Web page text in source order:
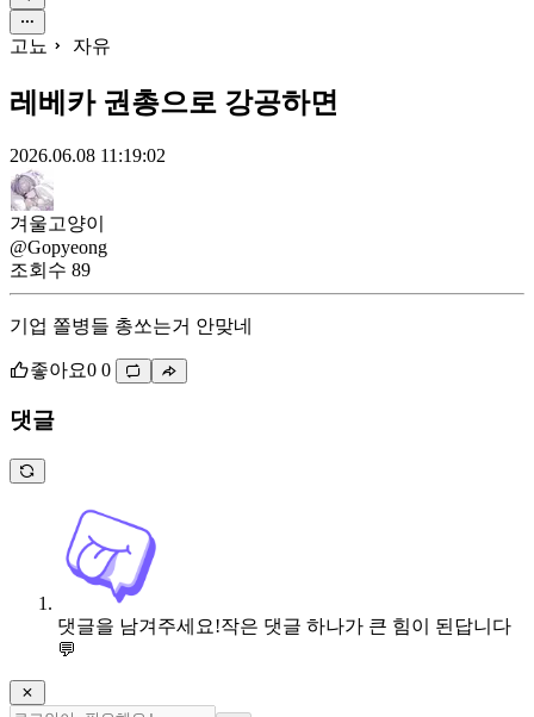
고뇨 자유
레베카 권총으로 강공하면
2026.06.08 11:19:02
겨울고양이
@Gopyeong
조회수 89
기업 쫄병들 총쏘는거 안맞네
좋아요0 0
댓글
댓글을 남겨주세요!작은 댓글 하나가 큰 힘이 된답니다
💬